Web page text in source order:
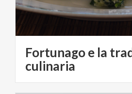
Fortunago e la
culinaria